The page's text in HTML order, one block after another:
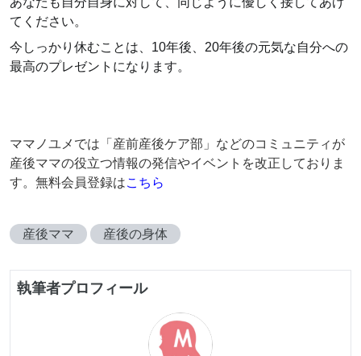
てください。
今しっかり休むことは、10年後、20年後の元気な自分への
最高のプレゼントになります。
ママノユメでは「産前産後ケア部」などのコミュニティが
産後ママの役立つ情報の発信やイベントを改正しておりま
す。無料会員登録はこちら
産後ママ 産後の身体
執筆者プロフィール